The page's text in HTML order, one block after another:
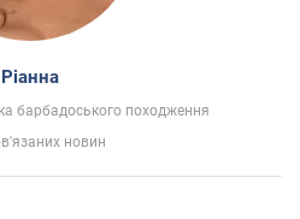
Ріанна
барбадоського походження
новин